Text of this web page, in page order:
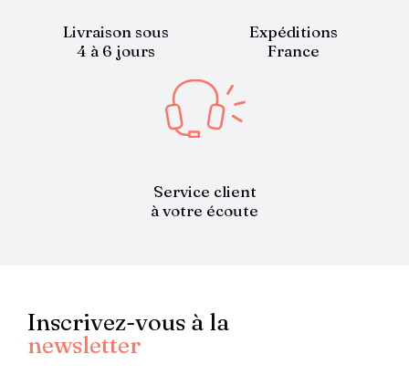
Livraison sous
4 à 6 jours
Expéditions
France
Service client
à votre écoute
Inscrivez-vous à la
newsletter